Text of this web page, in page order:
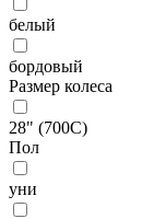
белый
бордовый
Размер колеса
28" (700С)
Пол
уни